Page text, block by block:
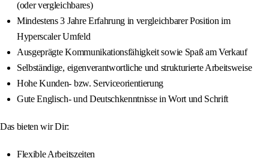
(oder vergleichbares)
Mindestens 3 Jahre Erfahrung in vergleichbarer Position im
Hyperscaler Umfeld
Ausgeprägte Kommunikationsfähigkeit sowie Spaß am Verkauf
Selbständige, eigenverantwortliche und strukturierte Arbeitsweise
Hohe Kunden- bzw. Serviceorientierung
Gute Englisch- und Deutschkenntnisse in Wort und Schrift
Das bieten wir Dir:
Flexible Arbeitszeiten